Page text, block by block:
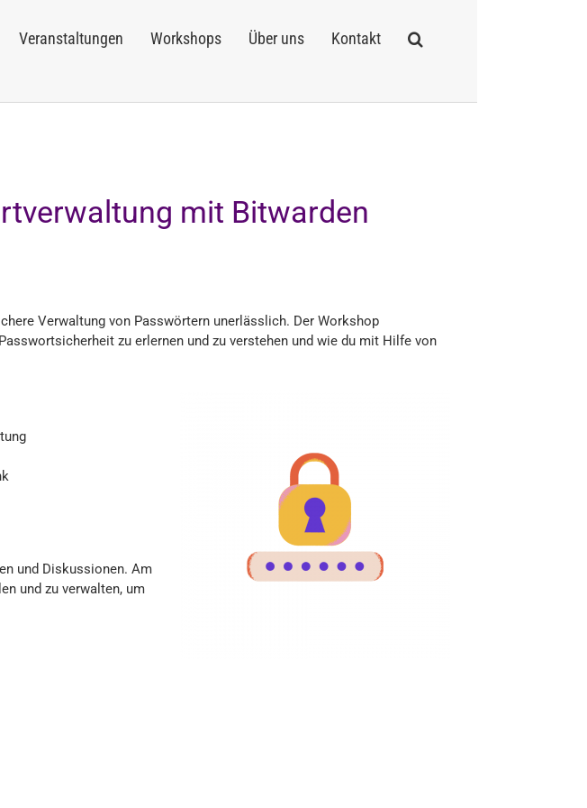
Veranstaltungen Workshops Über uns Kontakt
mit Bitwarden
Verwaltung von Passwörtern unerlässlich. Der Workshop
zu erlernen und zu verstehen und wie du mit Hilfe von
und Diskussionen. Am
und zu verwalten, um